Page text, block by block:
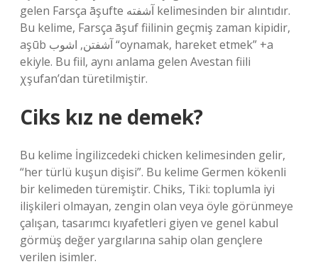
gelen Farsça āşufte آشفته kelimesinden bir alıntıdır.
Bu kelime, Farsça āşuf fiilinin geçmiş zaman kipidir,
aşūb آشفتن, اشوب “oynamak, hareket etmek” +a
ekiyle. Bu fiil, aynı anlama gelen Avestan fiili
χşufan’dan türetilmiştir.
Ciks kız ne demek?
Bu kelime İngilizcedeki chicken kelimesinden gelir,
“her türlü kuşun dişisi”. Bu kelime Germen kökenli
bir kelimeden türemiştir. Chiks, Tiki: toplumla iyi
ilişkileri olmayan, zengin olan veya öyle görünmeye
çalışan, tasarımcı kıyafetleri giyen ve genel kabul
görmüş değer yargılarına sahip olan gençlere
verilen isimler.